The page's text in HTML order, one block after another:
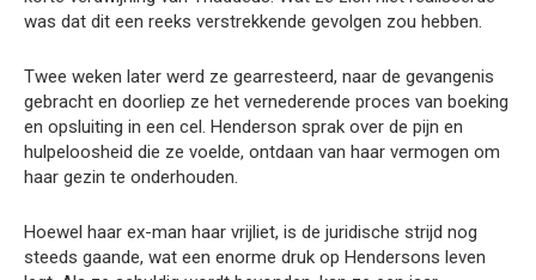
was dat dit een reeks verstrekkende gevolgen zou hebben.
Twee weken later werd ze gearresteerd, naar de gevangenis
gebracht en doorliep ze het vernederende proces van boeking
en opsluiting in een cel. Henderson sprak over de pijn en
hulpeloosheid die ze voelde, ontdaan van haar vermogen om
haar gezin te onderhouden.
Hoewel haar ex-man haar vrijliet, is de juridische strijd nog
steeds gaande, wat een enorme druk op Hendersons leven